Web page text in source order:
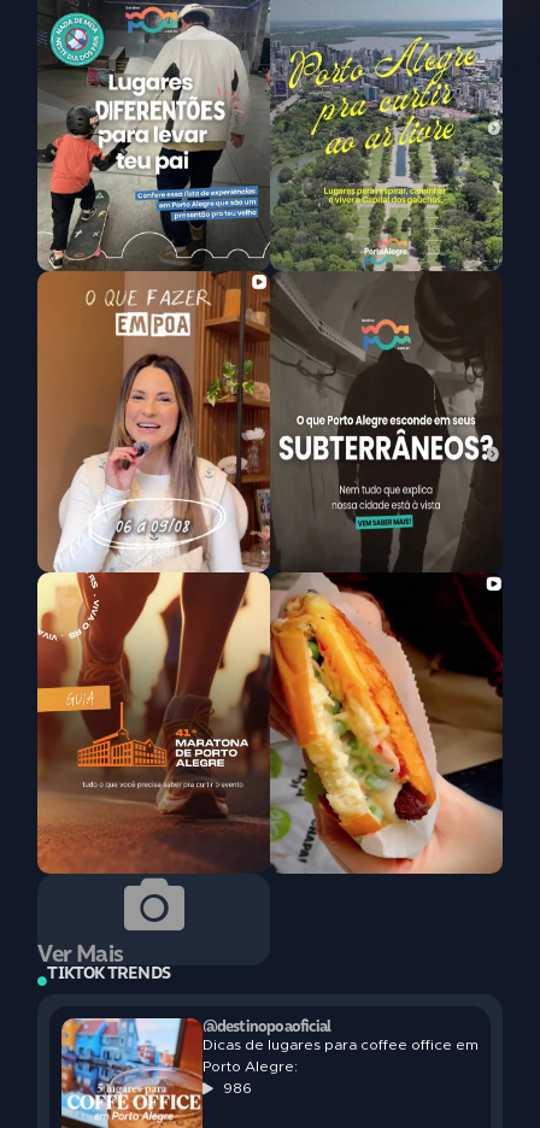
Ver Mais
TIKTOK TRENDS
@destinopoaoficial
Dicas de lugares para coffee office em
Porto Alegre:
986